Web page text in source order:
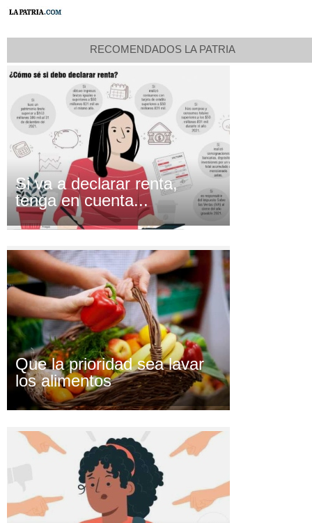
RECOMENDADOS LA PATRIA
Si va a declarar renta,
tenga en cuenta...
Que la prioridad sea lavar
los alimentos